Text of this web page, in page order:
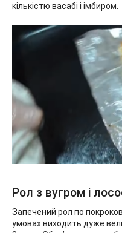
кількістю васабі і імбиром.
Рол з вугром і
Запечений рол по
умовах виходить дуже